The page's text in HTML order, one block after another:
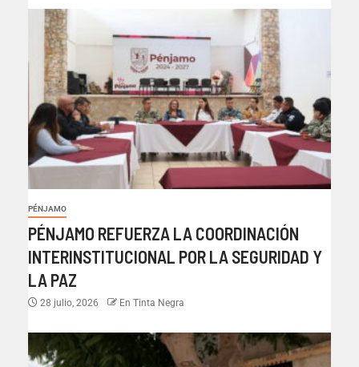
PÉNJAMO
PÉNJAMO REFUERZA LA COORDINACIÓN
INTERINSTITUCIONAL POR LA SEGURIDAD Y
LA PAZ
28 julio, 2026 En Tinta Negra